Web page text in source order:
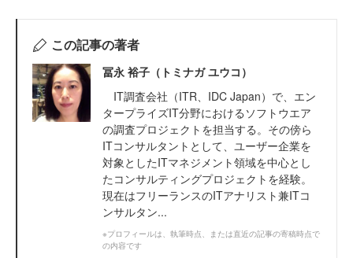
この記事の著者
冨永 裕子（トミナガ ユウコ）
IT調査会社（ITR、IDC Japan）で、エン
タープライズIT分野におけるソフトウエア
の調査プロジェクトを担当する。その傍ら
ITコンサルタントとして、ユーザー企業を
対象としたITマネジメント領域を中心とし
たコンサルティングプロジェクトを経験。
現在はフリーランスのITアナリスト兼ITコ
ンサルタン...
※プロフィールは、執筆時点、または直近の記事の寄稿時点で
の内容です